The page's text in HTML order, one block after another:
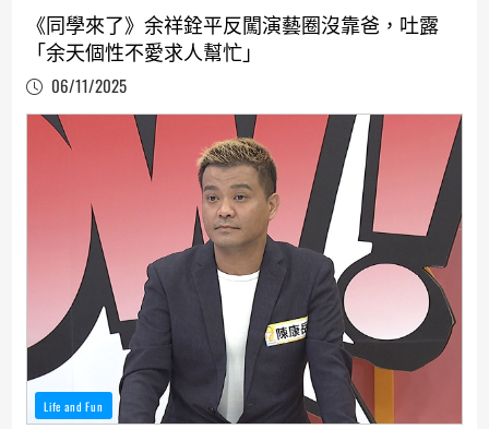
《同學來了》余祥銓平反闖演藝圈沒靠爸，吐露
「余天個性不愛求人幫忙」
06/11/2025
Life and Fun